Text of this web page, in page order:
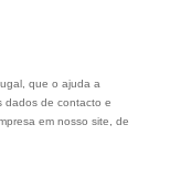
que o ajuda a
dados de contacto e
em nosso site, de